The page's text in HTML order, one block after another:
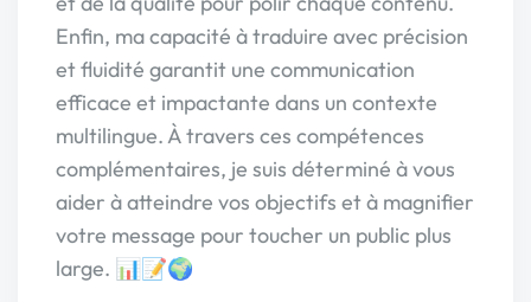
Enfin, ma capacité à traduire avec précision
et fluidité garantit une communication
efficace et impactante dans un contexte
multilingue. À travers ces compétences
complémentaires, je suis déterminé à vous
aider à atteindre vos objectifs et à magnifier
votre message pour toucher un public plus
large. 📊📝🌍